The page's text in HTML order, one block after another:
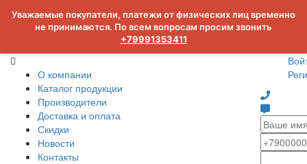
Уважаемые покупатели, платежи от физических лиц временно
не принимаются. По всем вопросам просим звонить
+79991353411
О компании
Каталог продукции
Производители
Доставка и оплата
Скидки
Новости
Контакты